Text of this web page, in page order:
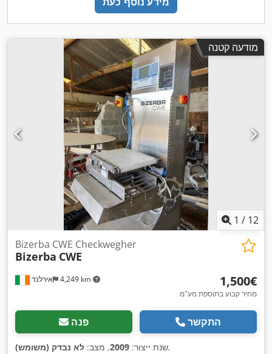
מודעה קטנה
1 / 12
אירלנד 4,249 km
Bizerba CWE Checkwegher
Bizerba CWE
‏1,500 ‏€
מחיר קבוע בתוספת מע"מ
פנה התקשר
שנת ייצור: 2009, מצב: לא נבדק (משומש) ,